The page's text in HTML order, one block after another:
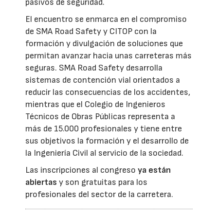
El encuentro se enmarca en el compromiso
de SMA Road Safety y CITOP con la
formación y divulgación de soluciones que
permitan avanzar hacia unas carreteras más
seguras. SMA Road Safety desarrolla
sistemas de contención vial orientados a
reducir las consecuencias de los accidentes,
mientras que el Colegio de Ingenieros
Técnicos de Obras Públicas representa a
más de 15.000 profesionales y tiene entre
sus objetivos la formación y el desarrollo de
la Ingeniería Civil al servicio de la sociedad.
Las inscripciones al congresoya están
abiertas y son gratuitas para los
profesionales del sector de la carretera.